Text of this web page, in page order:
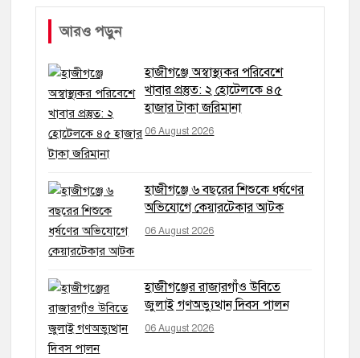
আরও পড়ুন
হাজীগঞ্জে অস্বাস্থ্যকর পরিবেশে
খাবার প্রস্তুত: ২ হোটেলকে ৪৫
হাজার টাকা জরিমানা
06 August 2026
হাজীগঞ্জে ৬ বছরের শিশুকে ধর্ষণের
অভিযোগে কেয়ারটেকার আটক
06 August 2026
হাজীগঞ্জের রাজারগাঁও উবিতে
জুলাই গণঅভ্যুত্থান দিবস পালন
06 August 2026